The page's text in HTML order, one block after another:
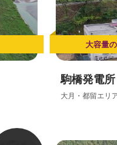
大容量
駒橋発電所
大月・都留エリ